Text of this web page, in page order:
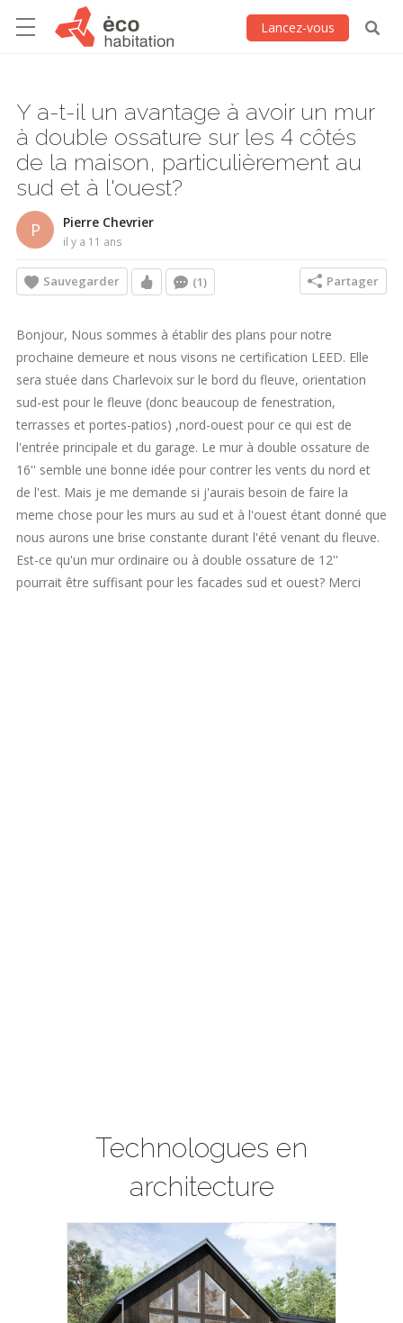
Lancez-vous
Y a-t-il un avantage à avoir un mur
à double ossature sur les 4 côtés
de la maison, particulièrement au
sud et à l'ouest?
P Pierre Chevrier
il y a 11 ans
Sauvegarder (1) Partager
Bonjour, Nous sommes à établir des plans pour notre
prochaine demeure et nous visons ne certification LEED. Elle
sera stuée dans Charlevoix sur le bord du fleuve, orientation
sud-est pour le fleuve (donc beaucoup de fenestration,
terrasses et portes-patios) ,nord-ouest pour ce qui est de
l'entrée principale et du garage. Le mur à double ossature de
16'' semble une bonne idée pour contrer les vents du nord et
de l'est. Mais je me demande si j'aurais besoin de faire la
meme chose pour les murs au sud et à l'ouest étant donné que
nous aurons une brise constante durant l'été venant du fleuve.
Est-ce qu'un mur ordinaire ou à double ossature de 12''
pourrait être suffisant pour les facades sud et ouest? Merci
Technologues en
architecture